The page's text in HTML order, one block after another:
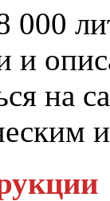
000
и
на